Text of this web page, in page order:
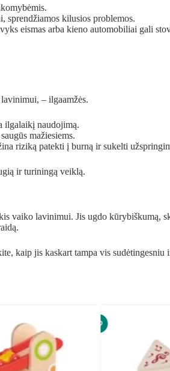
sprendžiamos kilusios problemos.
eismas arba kieno automobiliai gali
– ilgaamžės.
ilgalaikį naudojimą.
mažiesiems.
riziką patekti į burną ir sukelti
ir turiningą veiklą.
vaiko lavinimui. Jis ugdo kūrybiškumą,
kaip jis kaskart tampa vis sudėtingesniu